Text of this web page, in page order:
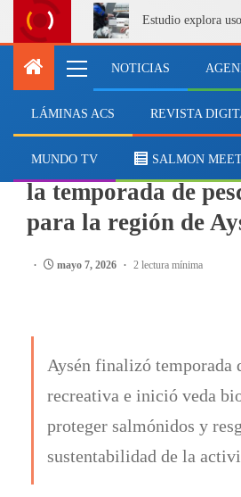
Estudio explora
NOTICIAS
LÁMINAS ACS REVISTA
MUNDO TV SALMON
Sernapesca anuncia
la temporada de
para la región de
mayo 7, 2026 2 lectura mínima
Aysén finalizó temporada
recreativa e inició veda
proteger salmónidos y
sustentabilidad de la